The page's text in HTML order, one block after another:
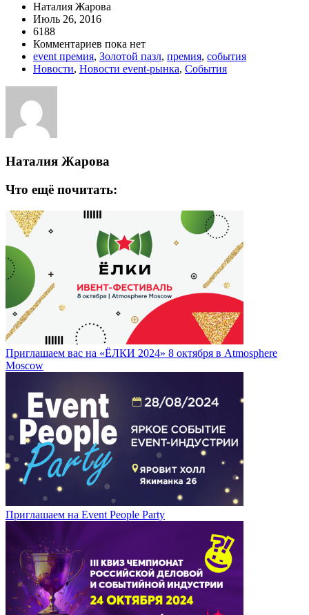
Наталия Жарова
Июль 26, 2016
6188
Комментариев пока нет
event премия, Золотой пазл, премия, события
Новости, Новости event-рынка, События
Наталия Жарова
Что ещё почитать:
Приглашаем вас на «ЁЛКИ 2024» 8 октября в Atmosphere
Moscow
Приглашаем на Event People Party